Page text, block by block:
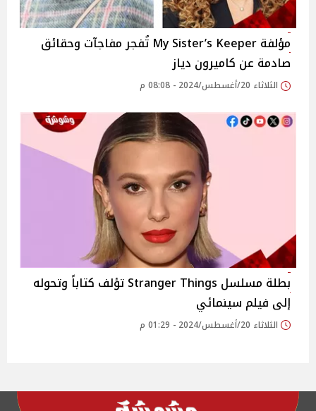
مؤلفة My Sister’s Keeper تُفجر مفاجآت وحقائق
صادمة عن كاميرون دياز
الثلاثاء 20/أغسطس/2024 - 08:08 م
بطلة مسلسل Stranger Things تؤلف كتاباً وتحوله
إلى فيلم سينمائي
الثلاثاء 20/أغسطس/2024 - 01:29 م